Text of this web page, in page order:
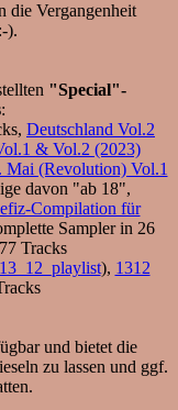
die Vergangenheit
).
"Special"-
:
Deutschland Vol.2
& Vol.2 (2023)
Mai (Revolution) Vol.1
davon "ab 18",
Compilation für
Sampler in 26
Tracks
), 1312
und bietet die
zu lassen und ggf.